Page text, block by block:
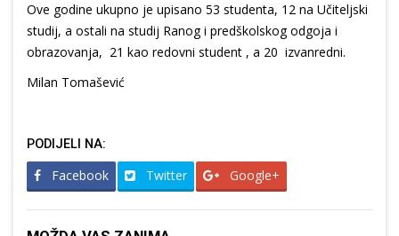
Ove godine ukupno je upisano 53 studenta, 12 na Učiteljski
studij, a ostali na studij Ranog i predškolskog odgoja i
obrazovanja, 21 kao redovni student , a 20 izvanredni.
Milan Tomašević
PODIJELI NA:
Facebook Twitter Google+